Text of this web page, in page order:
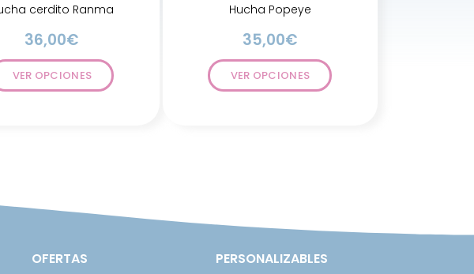
cerdito Ranma
36,00€
VER OPCIONES
Hucha Popeye
35,00€
VER OPCIONES
OFERTAS PERSONALIZABLES